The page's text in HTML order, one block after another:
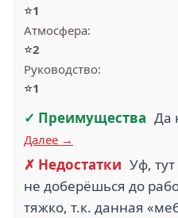
(11)
1.2
СБЕРЛОГИСТИКА (11)
⭐1
Атмосфера:
⭐2
Руководство:
⭐1
✓ Преимущества Да
Далее →
✗ Недостатки Уф,
не доберёшься до
тяжко, т.к. данная